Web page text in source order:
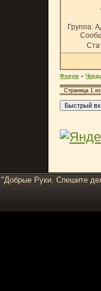
Группа:
Форум »
Страница 1 из
Руки. Спешите